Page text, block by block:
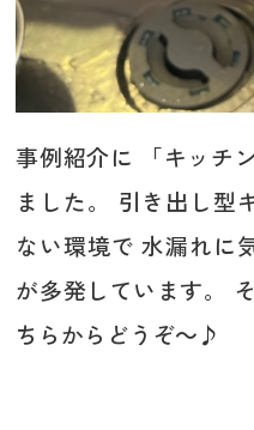
事例紹介に 「キッチ
ました。 引き出し型
ない環境で 水漏れに
が多発しています。
ちらからどうぞ～♪